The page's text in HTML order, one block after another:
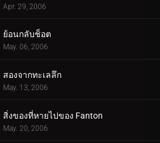
Apr. 29, 2006
ย้อนกลับช็อต
May. 06, 2006
สองจากทะเลลึก
May. 13, 2006
สิ่งของที่หายไปของ Fanton
May. 20, 2006